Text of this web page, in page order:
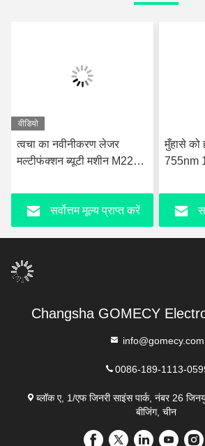
लेजर
मशीन M22
प्राप्त करें
मुँहासे को हटाने के लिए 532nm
755nm 1064nm वर्टिकल क्यू
सर्वोत्तम मूल्य प्राप्त करें
Changsha GOMECY
info@gomecy.com
0086-189-1113-
ब्लॉक ए, 1/एफ जिनरी साइंस पार्क, नंबर 26
बीजिंग, चीन